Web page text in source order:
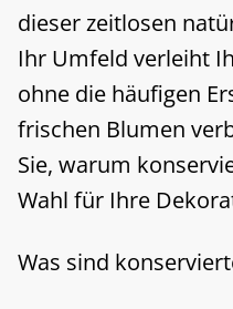
dieser zeitlosen
Ihr Umfeld verleiht
ohne die häufigen
frischen Blumen
Sie, warum
Wahl für Ihre
Was sind